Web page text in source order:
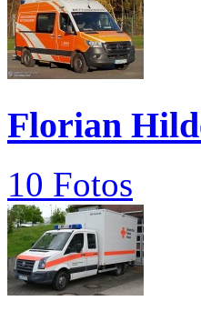
Florian
10 Fotos